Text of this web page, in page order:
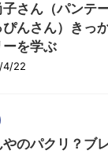
子さん（パンテ
んさん）きっ
ーを学ぶ
4/22
やのパクリ？ブ